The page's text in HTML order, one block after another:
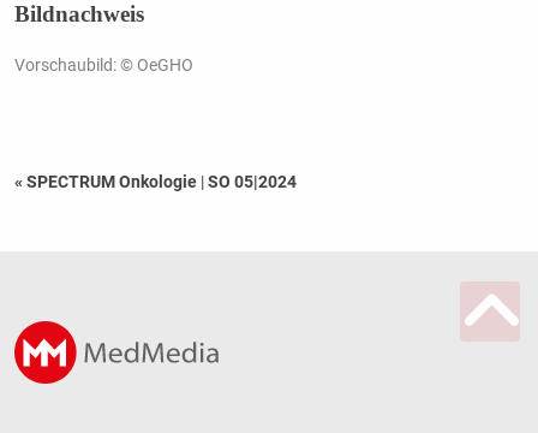
Bildnachweis
Vorschaubild: © OeGHO
« SPECTRUM Onkologie |SO 05|2024